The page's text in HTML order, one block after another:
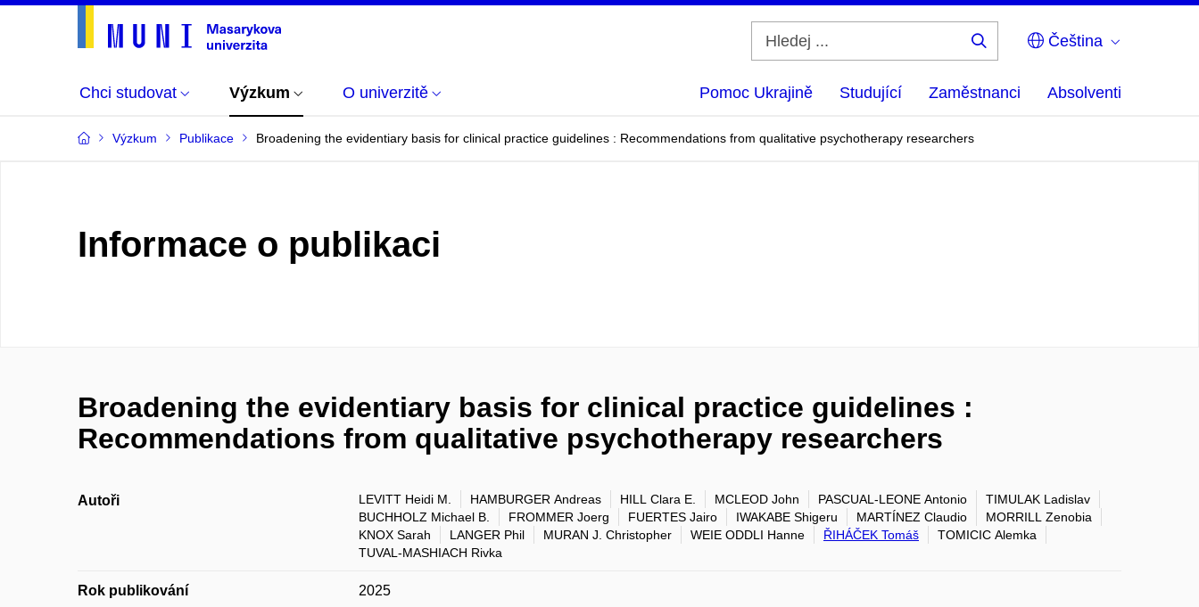
Čeština
Chci studovat Výzkum O univerzitě Pomoc Ukrajině Studující Zaměstnanci Absolventi
Výzkum Publikace Broadening the evidentiary basis for clinical practice guidelines : Recommendations from qualitative psychotherapy researchers
Informace o publikaci
Broadening the evidentiary basis for clinical practice guidelines :
Recommendations from qualitative psychotherapy researchers
Autoři LEVITT Heidi M. HAMBURGER Andreas HILL Clara E. MCLEOD John PASCUAL-LEONE Antonio
TIMULAK Ladislav
BUCHHOLZ Michael B.
FROMMER Joerg FUERTES Jairo IWAKABE Shigeru MARTÍNEZ Claudio
MORRILL Zenobia
KNOX Sarah
LANGER Phil MURAN J. Christopher WEIE ODDLI Hanne ŘIHÁČEK Tomáš
TOMICIC Alemka
TUVAL-MASHIACH Rivka
Rok publikování 2025